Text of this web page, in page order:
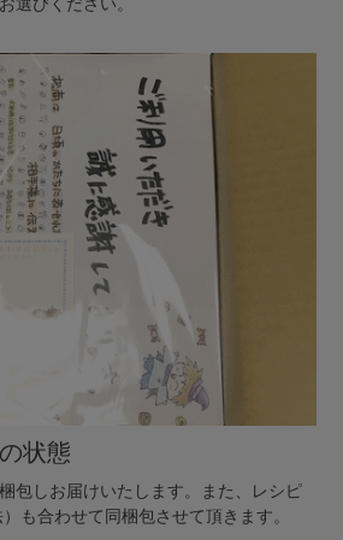
選びください。
状態
包しお届けいたします。また、レシピ
も合わせて同梱包させて頂きます。